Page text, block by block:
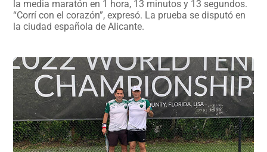
la media maratón en 1 hora, 13 minutos y 13 segundos.
“Corrí con el corazón”, expresó. La prueba se disputó en
la ciudad española de Alicante.